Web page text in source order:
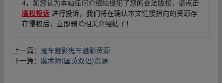
4，如您认为本站任何介绍帖侵犯了您的合法版权，请点击
版权投诉 进行投诉，我们将在确认本文链接指向的资源存
在侵权后，立即删除相关介绍帖子！
上一篇： 鬼车魅影鬼车魅影资源
下一篇： 魔术师(国英双语)资源